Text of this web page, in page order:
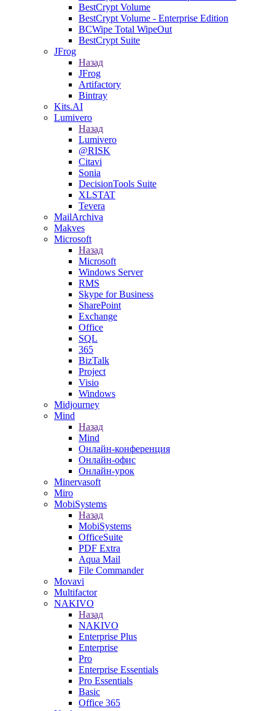
BestCrypt Volume
BestCrypt Volume - Enterprise Edition
BCWipe Total WipeOut
BestCrypt Suite
JFrog
Назад
JFrog
Artifactory
Bintray
Kits.AI
Lumivero
Назад
Lumivero
@RISK
Citavi
Sonia
DecisionTools Suite
XLSTAT
Tevera
MailArchiva
Makves
Microsoft
Назад
Microsoft
Windows Server
RMS
Skype for Business
SharePoint
Exchange
Office
SQL
365
BizTalk
Project
Visio
Windows
Midjourney
Mind
Назад
Mind
Онлайн-конференция
Онлайн-офис
Онлайн-урок
Minervasoft
Miro
MobiSystems
Назад
MobiSystems
OfficeSuite
PDF Extra
Aqua Mail
File Commander
Movavi
Multifactor
NAKIVO
Назад
NAKIVO
Enterprise Plus
Enterprise
Pro
Enterprise Essentials
Pro Essentials
Basic
Office 365